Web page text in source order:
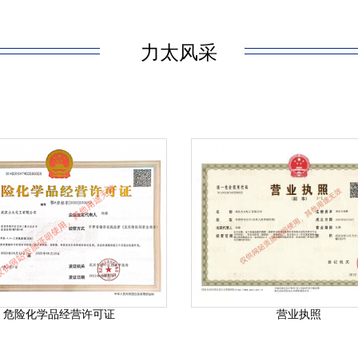
力太风采
危险化学品经营许可证 营业执照